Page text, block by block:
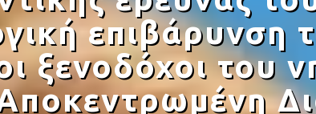
επιβάρυνση
ξενοδόχοι του